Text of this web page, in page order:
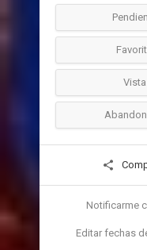
Vista
Notificarme
Editar fechas